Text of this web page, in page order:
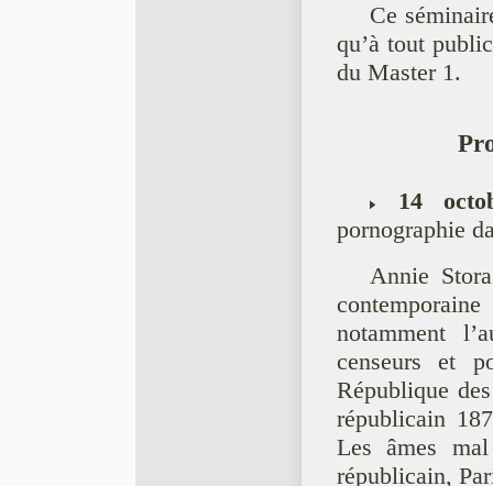
Ce
qu’à tout
du Master 1.
14
pornographie
Annie
notamment
censeurs et
République
républicain
Les âmes
républicain,